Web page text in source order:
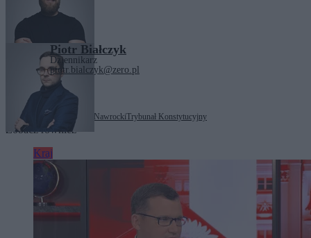
Piotr Białczyk
Dziennikarz
piotr.bialczyk@zero.pl
Tagi: Karol NawrockiTrybunał Konstytucyjny
Zobacz również
Kraj